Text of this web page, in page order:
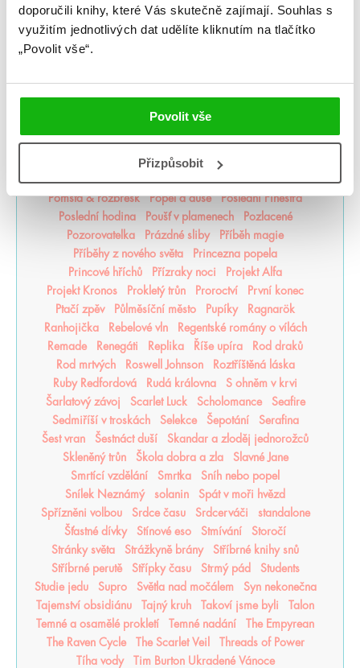
doporučili knihy, které Vás skutečně zajímají. Souhlas s
využitím jednotlivých dat udělíte kliknutím na tlačítko
„Povolit vše“.
Povolit vše
Přizpůsobit
Nevítaní
Nezdolná Nikdynoc Nikdyuš
Noční partie
Nocte
Noví alchymisté Nozaki
Nyxia
Odkaz dračích jezdců
Oko za oko
olaskutunejde
Once Upon a Broken Heart
Pamatuj na smrt
Panův tajemný odkaz
Pasažérka
Percy Jackson
Phobos Píseň zimy
Pomsta & rozbřesk
Popel a duše
Poslední Finestra
Poslední hodina
Poušť v plamenech
Pozlacené
Pozorovatelka
Prázdné sliby
Příběh magie
Příběhy z nového světa
Princezna popela
Princové hříchů
Přízraky noci
Projekt Alfa
Projekt Kronos
Prokletý trůn Proroctví
První konec
Ptačí zpěv
Půlměsíční město Pupíky
Ragnarök
Ranhojička
Rebelové vln
Regentské romány o vílách
Remade
Renegáti Replika Říše upíra
Rod draků
Rod mrtvých
Roswell Johnson
Roztříštěná láska
Ruby Redfordová
Rudá královna
S ohněm v krvi
Šarlatový závoj
Scarlet Luck Scholomance
Seafire
Sedmiříší v troskách
Selekce Šepotání
Serafina
Šest vran
Šestnáct duší
Skandar a zloděj jednorožců
Skleněný trůn
Škola dobra a zla
Slavné Jane
Smrtící vzdělání
Smrtka
Sníh nebo popel
Snílek Neznámý
solanin
Spát v moři hvězd
Spřízněni volbou
Srdce času Srdcerváči
standalone
Šťastné dívky
Stínové eso Stmívání
Storočí
Stránky světa
Strážkyně brány
Stříbrné knihy snů
Stříbrné perutě
Střípky času Strmý pád
Students
Studie jedu
Supro Světla nad močálem
Syn nekonečna
Tajemství obsidiánu
Tajný kruh Takoví jsme byli
Talon
Temné a osamělé prokletí
Temné nadání
The Empyrean
The Raven Cycle
The Scarlet Veil
Threads of Power
Tíha vody
Tim Burton Ukradené Vánoce